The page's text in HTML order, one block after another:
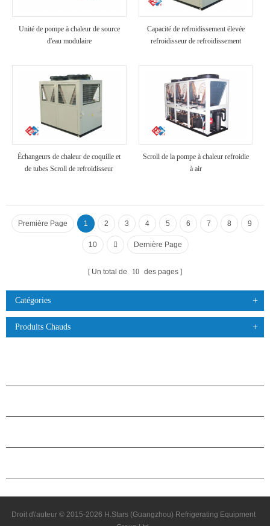
Unité de pompe à chaleur de source
d'eau modulaire
Capacité de refroidissement élevée
refroidisseur de refroidissement
Échangeurs de chaleur de coquille et
de tubes Scroll de refroidisseur
Scroll de la pompe à chaleur refroidie
à air
Première Page 1 2 3 4 5 6 7 8 9
10 Dernière Page
Un total de 10 des pages
Catégories
Produits Chauds
Droit d\'auteur © 2015-2026 H.Stars (Guangzhou) Refrigerating Equipment